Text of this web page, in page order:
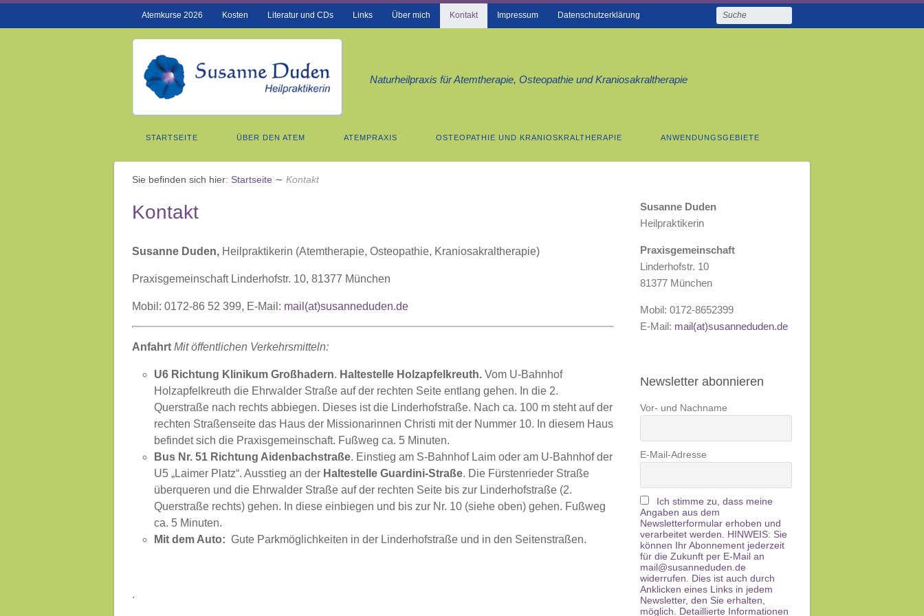
Atemkurse 2026 Kosten Literatur und CDs Links Über mich Kontakt Impressum Datenschutzerklärung
Naturheilpraxis für Atemtherapie, Osteopathie und Kraniosakraltherapie
STARTSEITE ÜBER DEN ATEM ATEMPRAXIS OSTEOPATHIE UND KRANIOSKRALTHERAPIE ANWENDUNGSGEBIETE
Sie befinden sich hier: Startseite ∼ Kontakt
Kontakt
Susanne Duden, Heilpraktikerin (Atemtherapie, Osteopathie, Kraniosakraltherapie)
Praxisgemeinschaft Linderhofstr. 10, 81377 München
Mobil: 0172-86 52 399, E-Mail: mail(at)susanneduden.de
Anfahrt Mit öffentlichen Verkehrsmitteln:
U6 Richtung Klinikum Großhadern. Haltestelle Holzapfelkreuth.Vom U-Bahnhof
Holzapfelkreuth die Ehrwalder Straße auf der rechten Seite entlang gehen. In die 2.
Querstraße nach rechts abbiegen. Dieses ist die Linderhofstraße. Nach ca. 100 m steht auf der
rechten Straßenseite das Haus der Missionarinnen Christi mit der Nummer 10. In diesem Haus
befindet sich die Praxisgemeinschaft. Fußweg ca. 5 Minuten.
Bus Nr. 51 Richtung Aidenbachstraße. Einstieg am S-Bahnhof Laim oder am U-Bahnhof der
U5 „Laimer Platz“. Ausstieg an der Haltestelle Guardini-Straße. Die Fürstenrieder Straße
überqueren und die Ehrwalder Straße auf der rechten Seite bis zur Linderhofstraße (2.
Querstraße rechts) gehen. In diese einbiegen und bis zur Nr. 10 (siehe oben) gehen. Fußweg
ca. 5 Minuten.
Mit dem Auto: Gute Parkmöglichkeiten in der Linderhofstraße und in den Seitenstraßen.
.
Susanne Duden
Heilpraktikerin
Praxisgemeinschaft
Linderhofstr. 10
81377 München
Mobil: 0172-8652399
E-Mail: mail(at)susanneduden.de
Newsletter abonnieren
Vor- und Nachname
E-Mail-Adresse
Ich stimme zu, dass meine
Angaben aus dem
Newsletterformular erhoben und
verarbeitet werden. HINWEIS: Sie
können Ihr Abonnement jederzeit
für die Zukunft per E-Mail an
mail@susanneduden.de
widerrufen. Dies ist auch durch
Anklicken eines Links in jedem
Newsletter, den Sie erhalten,
möglich. Detaillierte Informationen